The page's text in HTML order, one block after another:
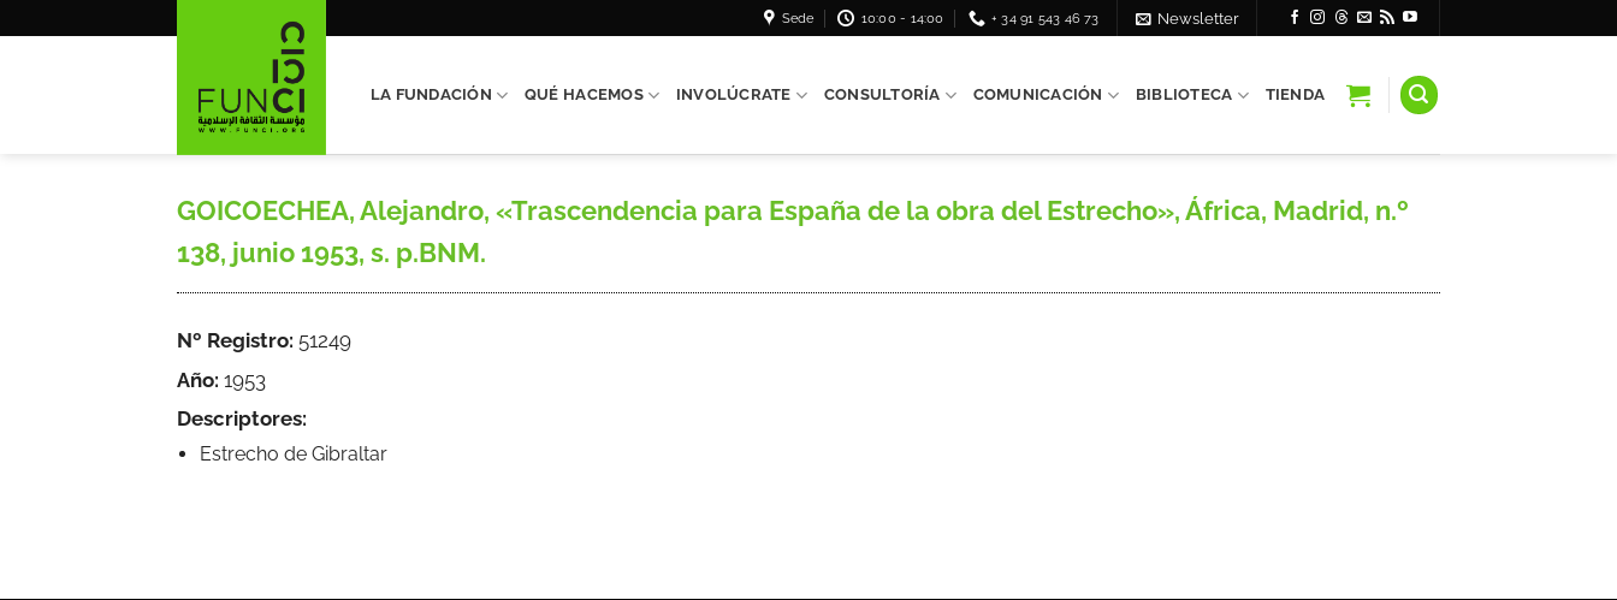
Sede 10:00 - 14:00 + 34 91 543 46 73 Newsletter
LA FUNDACIÓN QUÉ HACEMOS INVOLÚCRATE CONSULTORÍA COMUNICACIÓN BIBLIOTECA TIENDA
GOICOECHEA, Alejandro, «Trascendencia para España de la obra del Estrecho», África, Madrid, n.º
138, junio 1953, s. p.BNM.
Nº Registro: 51249
Año: 1953
Descriptores:
Estrecho de Gibraltar